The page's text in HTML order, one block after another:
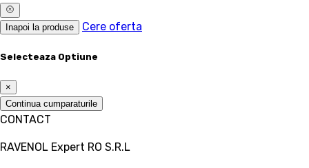
Inapoi la produse Cere oferta
Selecteaza Optiune
×
Continua cumparaturile
CONTACT
RAVENOL Expert RO S.R.L